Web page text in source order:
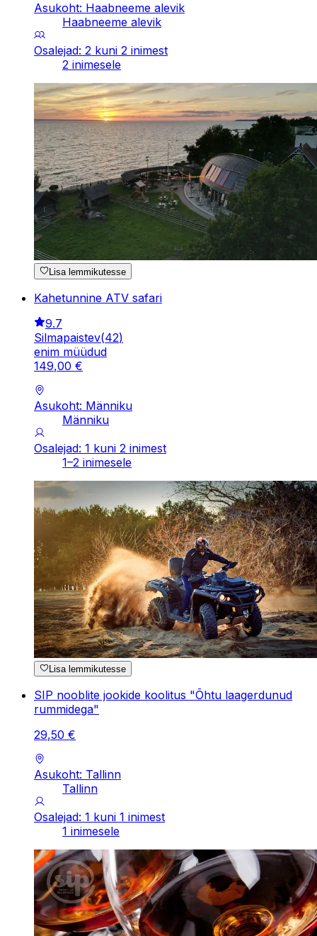
Asukoht: Haabneeme alevik
Haabneeme alevik
Osalejad: 2 kuni 2 inimest
2 inimesele
Lisa lemmikutesse
Kahetunnine ATV safari
9.7
Silmapaistev(42)
enim müüdud
149,00 €
Asukoht: Männiku
Männiku
Osalejad: 1 kuni 2 inimest
1–2 inimesele
Lisa lemmikutesse
SIP nooblite jookide koolitus "Õhtu laagerdunud
rummidega"
29,50 €
Asukoht: Tallinn
Tallinn
Osalejad: 1 kuni 1 inimest
1 inimesele